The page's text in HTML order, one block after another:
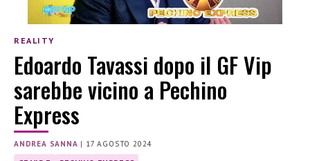
REALITY
Edoardo Tavassi dopo il GF Vip
sarebbe vicino a Pechino
Express
ANDREA SANNA | 17 AGOSTO 2024